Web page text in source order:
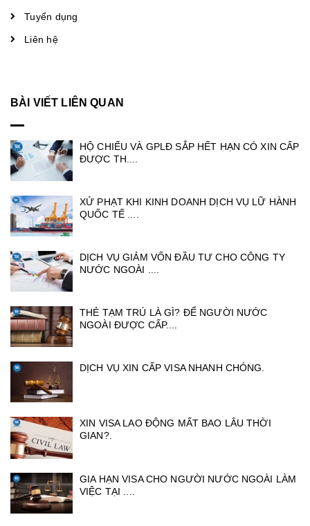
Tuyển dụng
Liên hệ
BÀI VIẾT LIÊN QUAN
HỘ CHIẾU VÀ GPLĐ SẮP HẾT HẠN CÓ XIN CẤP
ĐƯỢC TH....
XỬ PHẠT KHI KINH DOANH DỊCH VỤ LỮ HÀNH
QUỐC TẾ ....
DỊCH VỤ GIẢM VỐN ĐẦU TƯ CHO CÔNG TY
NƯỚC NGOÀI ....
THẺ TẠM TRÚ LÀ GÌ? ĐỂ NGƯỜI NƯỚC
NGOÀI ĐƯỢC CẤP....
DỊCH VỤ XIN CẤP VISA NHANH CHÓNG.
XIN VISA LAO ĐỘNG MẤT BAO LÂU THỜI
GIAN?.
GIA HẠN VISA CHO NGƯỜI NƯỚC NGOÀI LÀM
VIỆC TẠI ....